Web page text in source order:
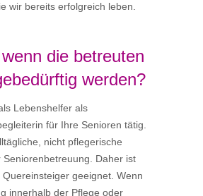
wir bereits erfolgreich leben.
die betreuten
werden?
Lebenshelfer als
für Ihre Senioren tätig.
nicht pflegerische
Daher ist
geeignet. Wenn
innerhalb der Pflege oder